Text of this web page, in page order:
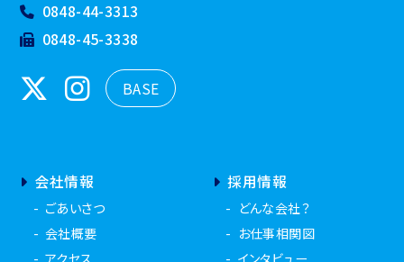
0848-44-3313
0848-45-3338
BASE
会社情報
ごあいさつ
会社概要
採用情報
どんな会社？
お仕事相関図